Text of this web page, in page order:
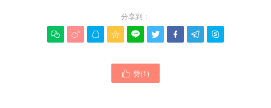
分享到：
        
 赞(1)